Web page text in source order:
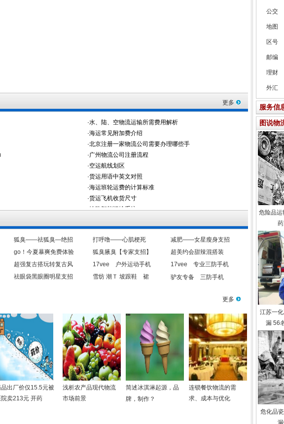
更多
狐臭——祛狐臭—绝招 打呼噜——心肌梗死
减肥——女星瘦身支招
go！今夏暴爽免费体验 狐臭腋臭【专家支招】
超美约会甜辣混搭装
超强复古搭玩转复古风 17vee 户外运动手机
17vee 专业三防手机
祛眼袋黑眼圈明星支招 雪纺 潮Ｔ 坡跟鞋 裙 驴友专备 三防手机
更多
出厂价仅15.5元被
院卖213元 开药
浅析农产品现代物流
市场前景
简述冰淇淋起源，品
牌，制作？
连锁餐饮物流的需
求、成本与优化
公交
地图
区号
邮编
理财
外汇
服务信
图说物
危险品运
江苏一
漏 56
危化品